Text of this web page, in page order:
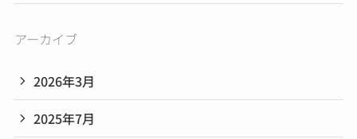
アーカイブ
2026年3月
2025年7月